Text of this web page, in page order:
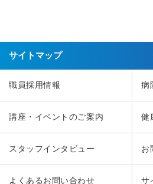
サイトマップ
職員採用情報 病
講座・イベントのご案内 健
スタッフインタビュー お
よくあるお問い合わせ サ